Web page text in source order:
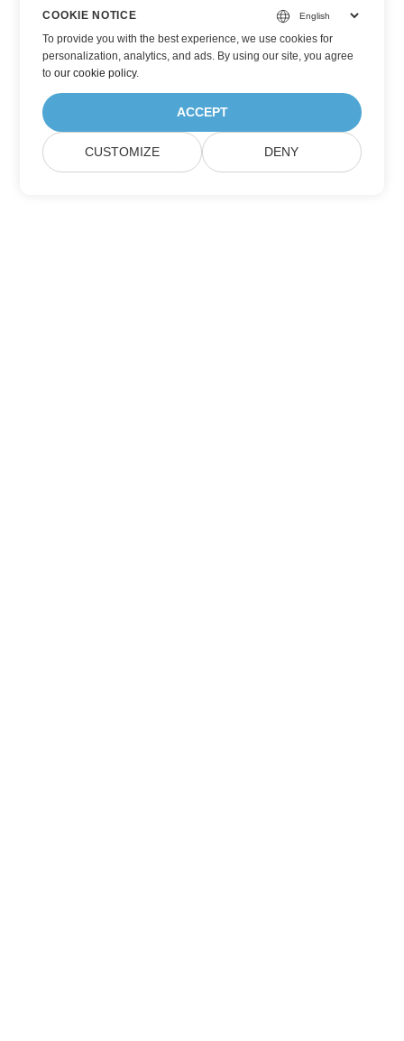
COOKIE NOTICE
To provide you with the best experience, we use cookies for
personalization, analytics, and ads. By using our site, you agree
toour cookie policy.
ACCEPT
CUSTOMIZE DENY